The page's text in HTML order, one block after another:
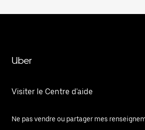
Uber
Visiter le Centre d'aide
Ne pas vendre ou partager mes